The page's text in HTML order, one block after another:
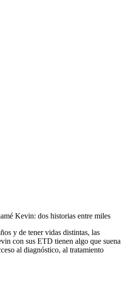
Kevin: dos historias entre miles
y de tener vidas distintas, las
con sus ETD tienen algo que suena
al diagnóstico, al tratamiento